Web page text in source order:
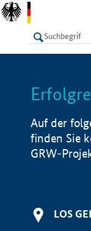
LISTE
Auf der
finden Sie
GRW-
LOS